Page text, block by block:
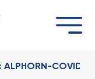
ALPHORN-COVID-